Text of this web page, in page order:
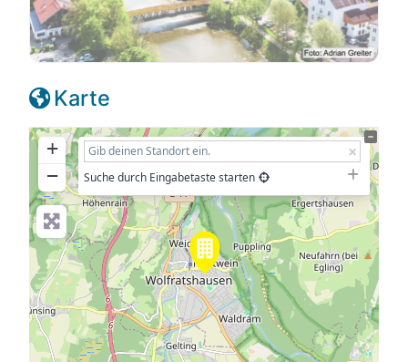
Karte
+
−
Suche durch Eingabetaste starten